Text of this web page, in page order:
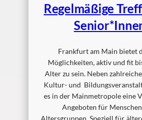
Regelmäßige
Frankfurt am Main bietet
Möglichkeiten, aktiv und fit
Alter zu sein. Neben
Kultur- und
es in der Mainmetropole eine
Angeboten für
Altersgruppen. Speziell für